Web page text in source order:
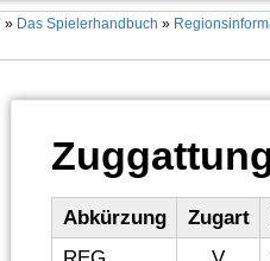
» Das Spielerhandbuch »
Abkürzung Zugart